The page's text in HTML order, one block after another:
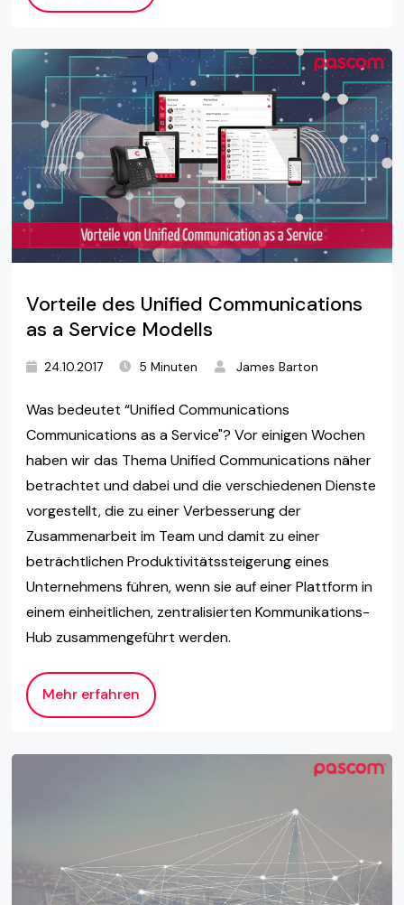
Vorteile des Unified Communications
as a Service Modells
24.10.2017 5 Minuten James Barton
Was bedeutet “Unified Communications
Communications as a Service"? Vor einigen Wochen
haben wir das Thema Unified Communications näher
betrachtet und dabei und die verschiedenen Dienste
vorgestellt, die zu einer Verbesserung der
Zusammenarbeit im Team und damit zu einer
beträchtlichen Produktivitätssteigerung eines
Unternehmens führen, wenn sie auf einer Plattform in
einem einheitlichen, zentralisierten Kommunikations-
Hub zusammengeführt werden.
Mehr erfahren